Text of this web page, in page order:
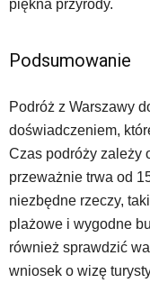
piękna przyrody.
Podsumowanie
Podróż z Warszawy
doświadczeniem,
Czas podróży zależy
przeważnie trwa od
niezbędne rzeczy,
plażowe i wygodne
również sprawdzić
wniosek o wizę